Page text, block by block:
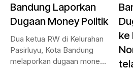
Bandung Laporkan
Dugaan Money Politik
Dua ketua RW di Kelurahan
Pasirluyu, Kota Bandung
melaporkan dugaan money
ke